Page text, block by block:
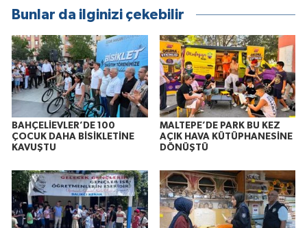
Bunlar da ilginizi çekebilir
BAHÇELİEVLER’DE 100
ÇOCUK DAHA BİSİKLETİNE
KAVUŞTU
MALTEPE’DE PARK BU KEZ
AÇIK HAVA KÜTÜPHANESİNE
DÖNÜŞTÜ